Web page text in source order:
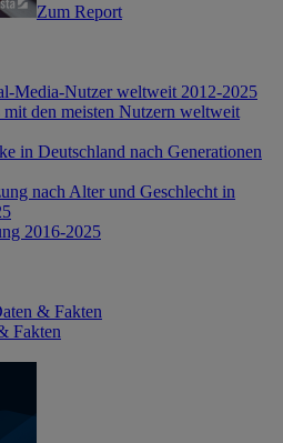
Zum Report
Media-Nutzer weltweit 2012-2025
den meisten Nutzern weltweit
in Deutschland nach Generationen
nach Alter und Geschlecht in
2016-2025
& Fakten
Fakten